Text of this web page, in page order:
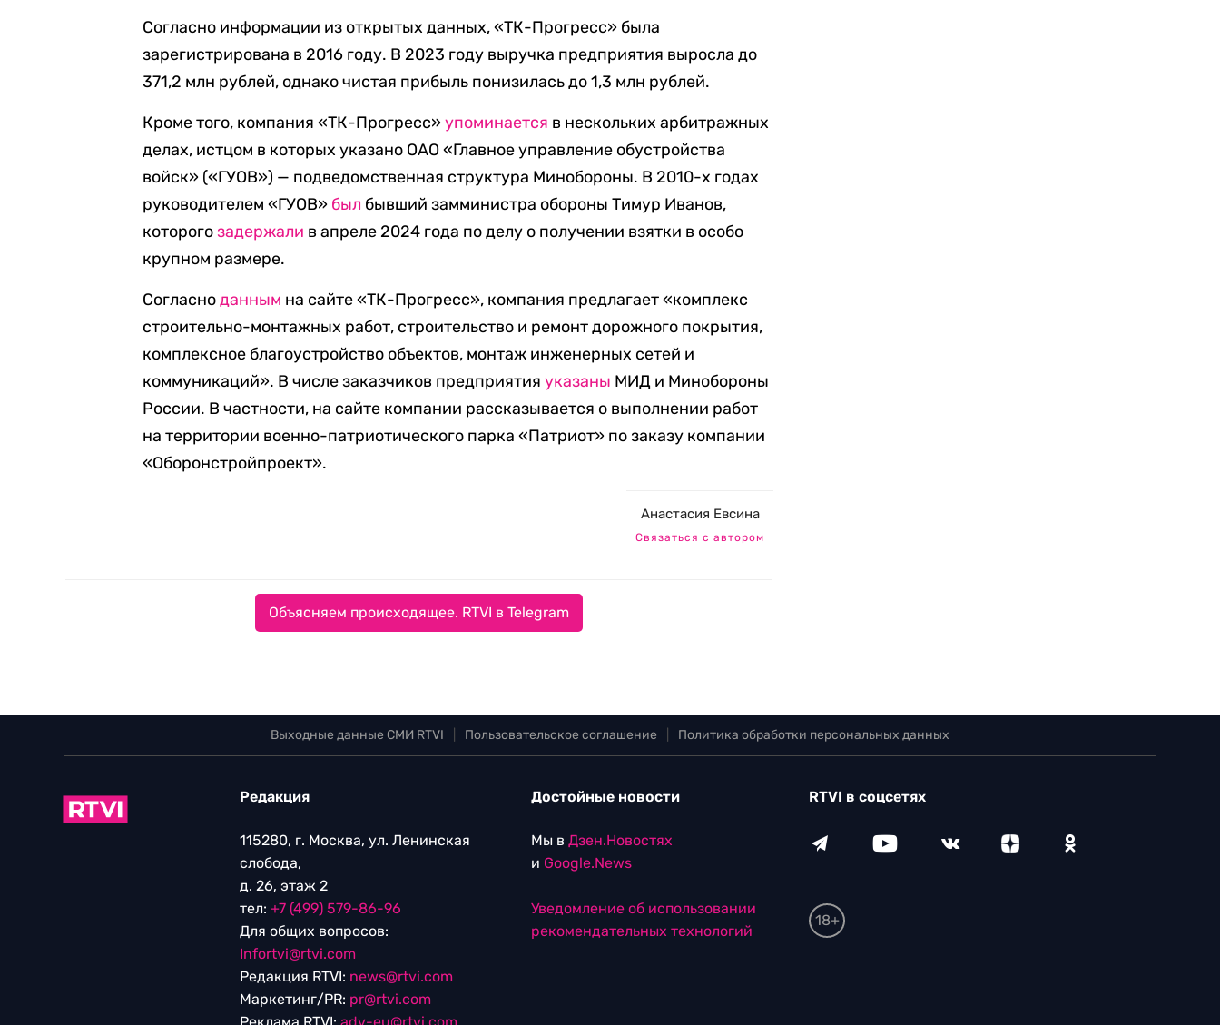
Согласно информации из открытых данных, «ТК-Прогресс» была
зарегистрирована в 2016 году. В 2023 году выручка предприятия выросла до
371,2 млн рублей, однако чистая прибыль понизилась до 1,3 млн рублей.
Кроме того, компания «ТК-Прогресс»упоминается в нескольких арбитражных
делах, истцом в которых указано ОАО «Главное управление обустройства
войск» («ГУОВ») — подведомственная структура Минобороны. В 2010-х годах
руководителем «ГУОВ» был бывший замминистра обороны Тимур Иванов,
которогозадержали в апреле 2024 года по делу о получении взятки в особо
крупном размере.
Согласноданным на сайте «ТК-Прогресс», компания предлагает «комплекс
строительно-монтажных работ, строительство и ремонт дорожного покрытия,
комплексное благоустройство объектов, монтаж инженерных сетей и
коммуникаций». В числе заказчиков предприятияуказаны МИД и Минобороны
России. В частности, на сайте компании рассказывается о выполнении работ
на территории военно-патриотического парка «Патриот» по заказу компании
«Оборонстройпроект».
Анастасия Евсина
Связаться с автором
Объясняем происходящее. RTVI в Telegram
Выходные данные СМИ RTVI Пользовательское соглашение Политика обработки персональных данных
Редакция
115280, г. Москва, ул. Ленинская
слобода,
д. 26, этаж 2
тел: +7 (499) 579-86-96
Для общих вопросов:
Infortvi@rtvi.com
Редакция RTVI: news@rtvi.com
Маркетинг/PR: pr@rtvi.com
Достойные новости
Мы в Дзен.Новостях
и Google.News
Уведомление об использовании
рекомендательных технологий
RTVI в соцсетях
18+